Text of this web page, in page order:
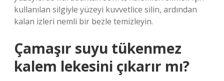
kullanılan silgiyle yüzeyi kuvvetlice silin, ardından
kalan izleri nemli bir bezle temizleyin.
Çamaşır suyu tükenmez
kalem lekesini çıkarır mı?